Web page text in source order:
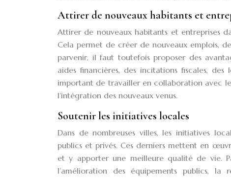
Attirer de nouveaux habitants et
Attirer de nouveaux habitants et entreprises
Cela permet de créer de nouveaux emplois,
parvenir, il faut toutefois proposer des
aides financières, des incitations fiscales,
important de travailler en collaboration avec
l’intégration des nouveaux venus.
Soutenir les initiatives locales
Dans de nombreuses villes, les initiatives
publics et privés. Ces derniers mettent en
et y apporter une meilleure qualité de vie.
l’amélioration des équipements publics,